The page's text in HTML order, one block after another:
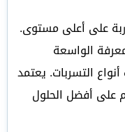
على أعلى مستوى.
الواسعة
التسربات. يعتمد
على أفضل الحلول